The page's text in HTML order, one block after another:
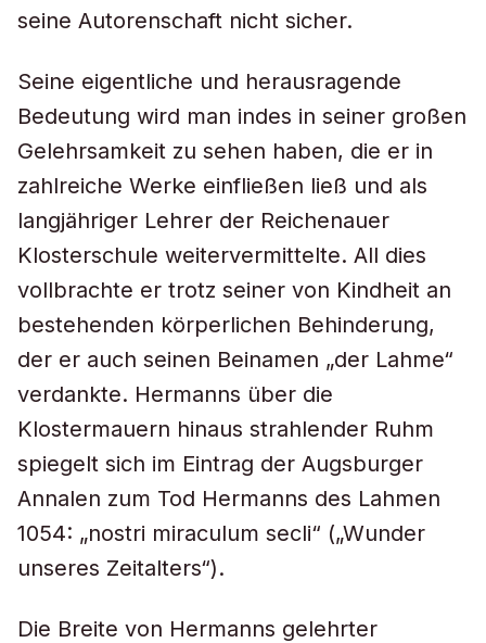
seine Autorenschaft nicht sicher.
Seine eigentliche und herausragende
Bedeutung wird man indes in seiner großen
Gelehrsamkeit zu sehen haben, die er in
zahlreiche Werke einfließen ließ und als
langjähriger Lehrer der Reichenauer
Klosterschule weitervermittelte. All dies
vollbrachte er trotz seiner von Kindheit an
bestehenden körperlichen Behinderung,
der er auch seinen Beinamen „der Lahme“
verdankte. Hermanns über die
Klostermauern hinaus strahlender Ruhm
spiegelt sich im Eintrag der Augsburger
Annalen zum Tod Hermanns des Lahmen
1054: „nostri miraculum secli“ („Wunder
unseres Zeitalters“).
Die Breite von Hermanns gelehrter